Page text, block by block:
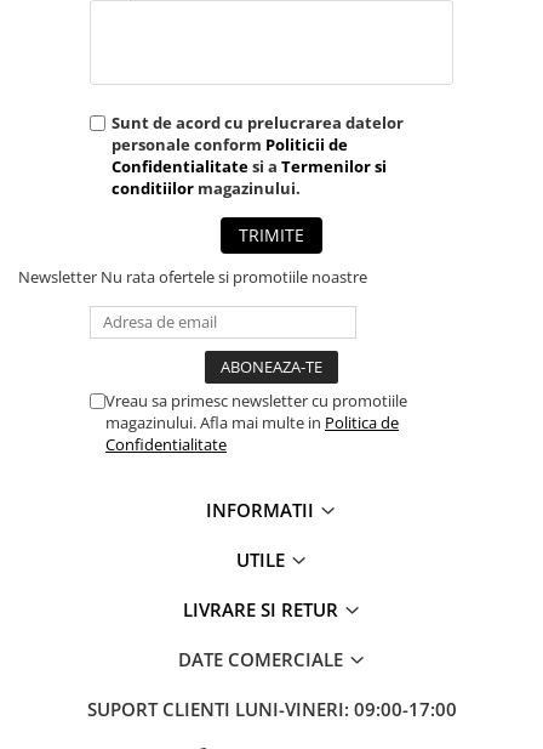
Sunt de acord cu prelucrarea datelor
personale conform Politicii de
Confidentialitatesi a Termenilor si
conditiilor magazinului.
TRIMITE
Newsletter Nu rata ofertele si promotiile noastre
Vreau sa primesc newsletter cu promotiile
magazinului. Afla mai multe in Politica de
Confidentialitate
INFORMATII
UTILE
LIVRARE SI RETUR
DATE COMERCIALE
SUPORT CLIENTI LUNI-VINERI: 09:00-17:00